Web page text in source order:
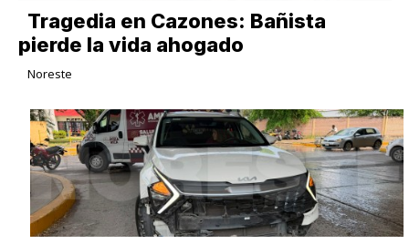
Tragedia en Cazones: Bañista
pierde la vida ahogado
Noreste